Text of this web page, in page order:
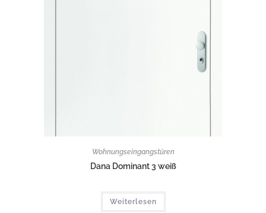
Wohnungseingangstüren
Dana Dominant 3 weiß
Weiterlesen